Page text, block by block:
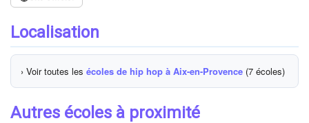
Localisation
› Voir toutes les écoles de hip hop à Aix-en-Provence (7 écoles)
Autres écoles à proximité